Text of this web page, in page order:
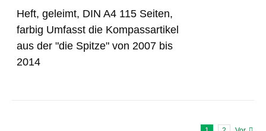
Heft, geleimt, DIN A4 115 Seiten,
farbig Umfasst die Kompassartikel
aus der "die Spitze" von 2007 bis
2014